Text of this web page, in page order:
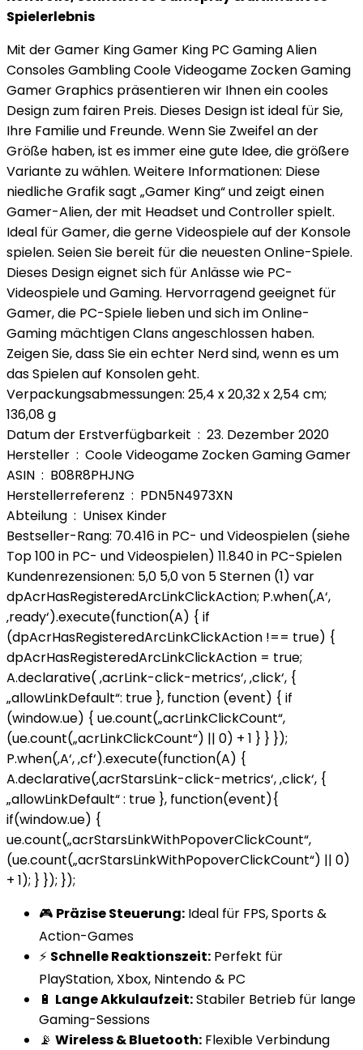
Spielerlebnis
Mit der Gamer King Gamer King PC Gaming Alien
Consoles Gambling Coole Videogame Zocken Gaming
Gamer Graphics präsentieren wir Ihnen ein cooles
Design zum fairen Preis. Dieses Design ist ideal für Sie,
Ihre Familie und Freunde. Wenn Sie Zweifel an der
Größe haben, ist es immer eine gute Idee, die größere
Variante zu wählen. Weitere Informationen: Diese
niedliche Grafik sagt „Gamer King“ und zeigt einen
Gamer-Alien, der mit Headset und Controller spielt.
Ideal für Gamer, die gerne Videospiele auf der Konsole
spielen. Seien Sie bereit für die neuesten Online-Spiele.
Dieses Design eignet sich für Anlässe wie PC-
Videospiele und Gaming. Hervorragend geeignet für
Gamer, die PC-Spiele lieben und sich im Online-
Gaming mächtigen Clans angeschlossen haben.
Zeigen Sie, dass Sie ein echter Nerd sind, wenn es um
das Spielen auf Konsolen geht.
Verpackungsabmessungen: 25,4 x 20,32 x 2,54 cm;
136,08 g
Datum der Erstverfügbarkeit ‏ : ‎ 23. Dezember 2020
Hersteller ‏ : ‎ Coole Videogame Zocken Gaming Gamer
ASIN ‏ : ‎ B08R8PHJNG
Herstellerreferenz ‏ : ‎ PDN5N4973XN
Abteilung ‏ : ‎ Unisex Kinder
Bestseller-Rang: 70.416 in PC- und Videospielen (siehe
Top 100 in PC- und Videospielen) 11.840 in PC-Spielen
Kundenrezensionen: 5,0 5,0 von 5 Sternen (1) var
dpAcrHasRegisteredArcLinkClickAction; P.when(‚A‘,
‚ready‘).execute(function(A) { if
(dpAcrHasRegisteredArcLinkClickAction !== true) {
dpAcrHasRegisteredArcLinkClickAction = true;
A.declarative( ‚acrLink-click-metrics‘, ‚click‘, {
„allowLinkDefault“: true }, function (event) { if
(window.ue) { ue.count(„acrLinkClickCount“,
(ue.count(„acrLinkClickCount“) || 0) + 1 } } });
P.when(‚A‘, ‚cf‘).execute(function(A) {
A.declarative(‚acrStarsLink-click-metrics‘, ‚click‘, {
„allowLinkDefault“ : true }, function(event){
if(window.ue) {
ue.count(„acrStarsLinkWithPopoverClickCount“,
(ue.count(„acrStarsLinkWithPopoverClickCount“) || 0)
+ 1); } }); });
🎮 Präzise Steuerung: Ideal für FPS, Sports &
Action-Games
⚡ Schnelle Reaktionszeit: Perfekt für
PlayStation, Xbox, Nintendo & PC
🔋 Lange Akkulaufzeit:Stabiler Betrieb für lange
Gaming-Sessions
📡 Wireless & Bluetooth: Flexible Verbindung